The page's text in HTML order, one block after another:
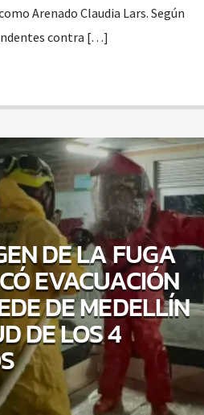
Arenado Claudia Lars. Según
contra […]
DE LA FUGA
EVACUACIÓN
DE MEDELLÍN
DE LOS 4